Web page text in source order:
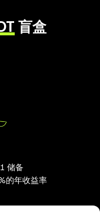
盲盒
储备
的年收益率